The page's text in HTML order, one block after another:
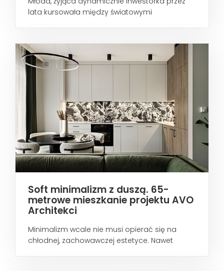
lata kursowała między światowymi
Soft minimalizm z duszą. 65-
metrowe mieszkanie projektu AVO
Architekci
Minimalizm wcale nie musi opierać się na
chłodnej, zachowawczej estetyce. Nawet